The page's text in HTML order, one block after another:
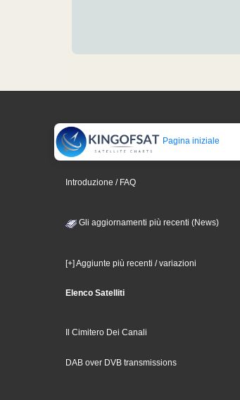
Pagina iniziale
Introduzione / FAQ
Gli aggiornamenti più recenti (News)
[+] Aggiunte più recenti / variazioni
Elenco Satelliti
Il Cimitero Dei Canali
DAB over DVB transmissions